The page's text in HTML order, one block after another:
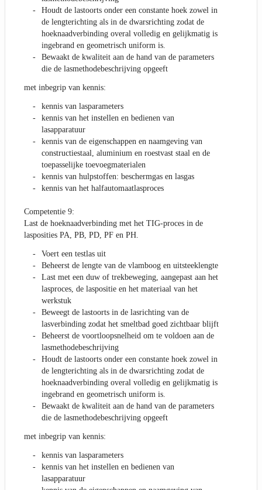
Houdt de lastoorts onder een constante hoek zowel in
de lengterichting als in de dwarsrichting zodat de
hoeknaadverbinding overal volledig en gelijkmatig is
ingebrand en geometrisch uniform is.
Bewaakt de kwaliteit aan de hand van de parameters
die de lasmethodebeschrijving opgeeft
met inbegrip van kennis:
kennis van lasparameters
kennis van het instellen en bedienen van
lasapparatuur
kennis van de eigenschappen en naamgeving van
constructiestaal, aluminium en roestvast staal en de
toepasselijke toevoegmaterialen
kennis van hulpstoffen: beschermgas en lasgas
kennis van het halfautomaatlasproces
Competentie 9:
Last de hoeknaadverbinding met het TIG-proces in de
lasposities PA, PB, PD, PF en PH.
Voert een testlas uit
Beheerst de lengte van de vlamboog en uitsteeklengte
Last met een duw of trekbeweging, aangepast aan het
lasproces, de laspositie en het materiaal van het
werkstuk
Beweegt de lastoorts in de lasrichting van de
lasverbinding zodat het smeltbad goed zichtbaar blijft
Beheerst de voortloopsnelheid om te voldoen aan de
lasmethodebeschrijving
Houdt de lastoorts onder een constante hoek zowel in
de lengterichting als in de dwarsrichting zodat de
hoeknaadverbinding overal volledig en gelijkmatig is
ingebrand en geometrisch uniform is.
Bewaakt de kwaliteit aan de hand van de parameters
die de lasmethodebeschrijving opgeeft
met inbegrip van kennis:
kennis van lasparameters
kennis van het instellen en bedienen van
lasapparatuur